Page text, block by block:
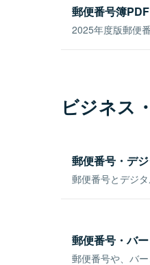
郵便番号簿
2025年度版郵便
ビジネス
郵便番号・デ
郵便番号とデジ
郵便番号・バ
郵便番号や、バ